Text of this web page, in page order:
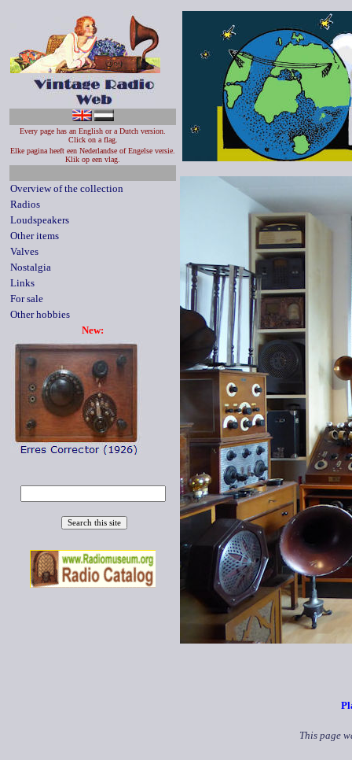
Every page has an English or a Dutch version.
Click on a flag.
Elke pagina heeft een Nederlandse of Engelse versie.
Klik op een vlag.
Overview of the collection
Radios
Loudspeakers
Other items
Valves
Nostalgia
Links
For sale
Other hobbies
New:
This page